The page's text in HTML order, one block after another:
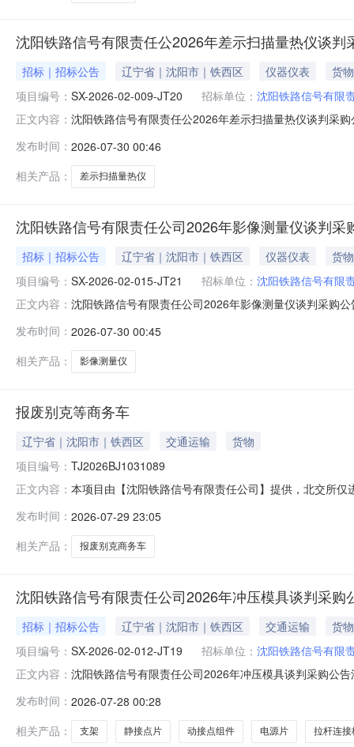
沈阳铁路信号有限责任公2026年差示扫描量热仪谈判
招标｜招标公告 辽宁省｜沈阳市｜铁西区 仪器仪表
货物
项目编号： SX-2026-02-009-JT20 招标单位： 沈阳铁路信号有限
正文内容： 沈阳铁路信号有限责任公2026年差示扫描量热仪谈判采
通工业集团有限公司批准，采购资金为企业全额自筹资
限责任公司2
发布时间： 2026-07-30 00:46
相关产品：
差示扫描量热仪
沈阳铁路信号有限责任公司2026年影像测量仪谈判采
招标｜招标公告 辽宁省｜沈阳市｜铁西区 仪器仪表
货物
项目编号： SX-2026-02-015-JT21 招标单位： 沈阳铁路信号有限
正文内容： 沈阳铁路信号有限责任公司2026年影像测量仪谈判采购
号有限责任公司批准，采购资金为企业全额自筹资金，
任公司
发布时间： 2026-07-30 00:45
相关产品：
影像测量仪
报废别克等商务车
辽宁省｜沈阳市｜铁西区 交通运输
货物
项目编号： TJ2026BJ1031089
正文内容： 本项目由【沈阳铁路信号有限责任公司】提供，北交所
2026年07月30日至2026年08月06日交易机构联系人：
发布时间： 2026-07-29 23:05
相关产品：
报废别克商务车
沈阳铁路信号有限责任公司2026年冲压模具谈判采购
招标｜招标公告 辽宁省｜沈阳市｜铁西区 交通运输
货物
项目编号： SX-2026-02-012-JT19 招标单位： 沈阳铁路信号有限
正文内容： 沈阳铁路信号有限责任公司2026年冲压模具谈判采购公
全额自筹资金，采购方式为谈判采购，现邀请合格供应
发布时间： 2026-07-28 00:28
相关产品：
支架 静接点片 动接点组件 电源片 拉杆连接